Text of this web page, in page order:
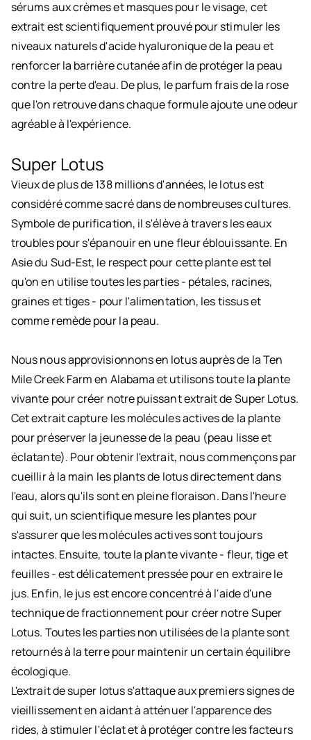
sérums aux crèmes et masques pour le visage, cet
extrait est scientifiquement prouvé pour stimuler les
niveaux naturels d'acide hyaluronique de la peau et
renforcer la barrière cutanée afin de protéger la peau
contre la perte d'eau. De plus, le parfum frais de la rose
que l'on retrouve dans chaque formule ajoute une odeur
agréable à l'expérience.
Super Lotus
Vieux de plus de 138 millions d'années, le lotus est
considéré comme sacré dans de nombreuses cultures.
Symbole de purification, il s'élève à travers les eaux
troubles pour s'épanouir en une fleur éblouissante. En
Asie du Sud-Est, le respect pour cette plante est tel
qu'on en utilise toutes les parties - pétales, racines,
graines et tiges - pour l'alimentation, les tissus et
comme remède pour la peau.
Nous nous approvisionnons en lotus auprès de la Ten
Mile Creek Farm en Alabama et utilisons toute la plante
vivante pour créer notre puissant extrait de Super Lotus.
Cet extrait capture les molécules actives de la plante
pour préserver la jeunesse de la peau (peau lisse et
éclatante). Pour obtenir l'extrait, nous commençons par
cueillir à la main les plants de lotus directement dans
l'eau, alors qu'ils sont en pleine floraison. Dans l'heure
qui suit, un scientifique mesure les plantes pour
s'assurer que les molécules actives sont toujours
intactes. Ensuite, toute la plante vivante - fleur, tige et
feuilles - est délicatement pressée pour en extraire le
jus. Enfin, le jus est encore concentré à l'aide d'une
technique de fractionnement pour créer notre Super
Lotus. Toutes les parties non utilisées de la plante sont
retournés à la terre pour maintenir un certain équilibre
écologique.
L'extrait de super lotus s'attaque aux premiers signes de
vieillissement en aidant à atténuer l'apparence des
rides, à stimuler l'éclat et à protéger contre les facteurs